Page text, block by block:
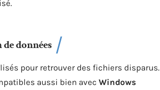
données
pour retrouver des fichiers disparus.
aussi bien avec Windows